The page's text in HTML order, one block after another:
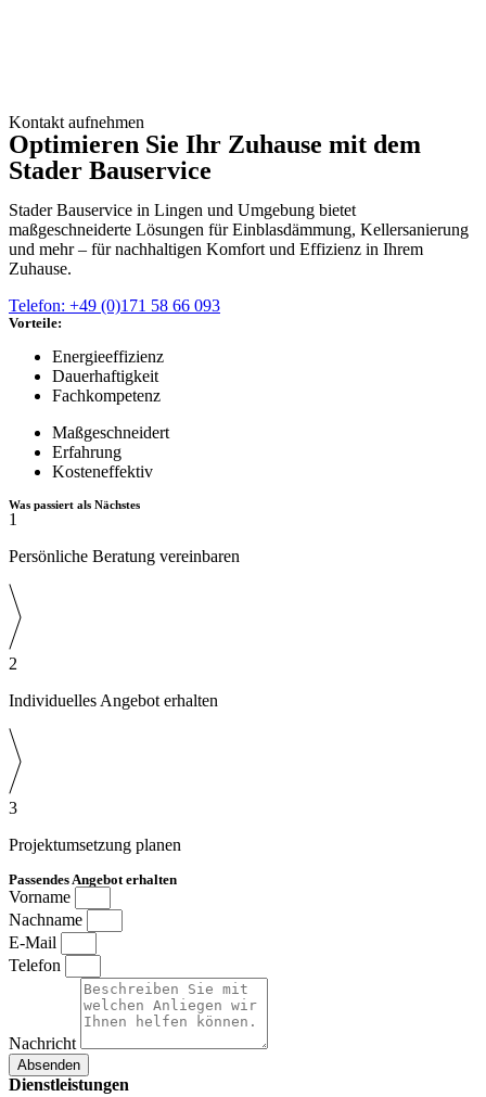
Kontakt aufnehmen
Optimieren Sie Ihr Zuhause mit dem
Stader Bauservice
Stader Bauservice in Lingen und Umgebung bietet
maßgeschneiderte Lösungen für Einblasdämmung, Kellersanierung
und mehr – für nachhaltigen Komfort und Effizienz in Ihrem
Zuhause.
Telefon: +49 (0)171 58 66 093
Vorteile:
Energieeffizienz
Dauerhaftigkeit
Fachkompetenz
Maßgeschneidert
Erfahrung
Kosteneffektiv
Was passiert als Nächstes
1
Persönliche Beratung vereinbaren
2
Individuelles Angebot erhalten
3
Projektumsetzung planen
Passendes Angebot erhalten
Vorname
Nachname
E-Mail
Telefon
Nachricht
Absenden
Dienstleistungen